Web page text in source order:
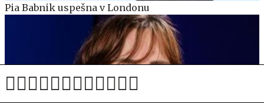
Pia Babnik uspešna v Londonu